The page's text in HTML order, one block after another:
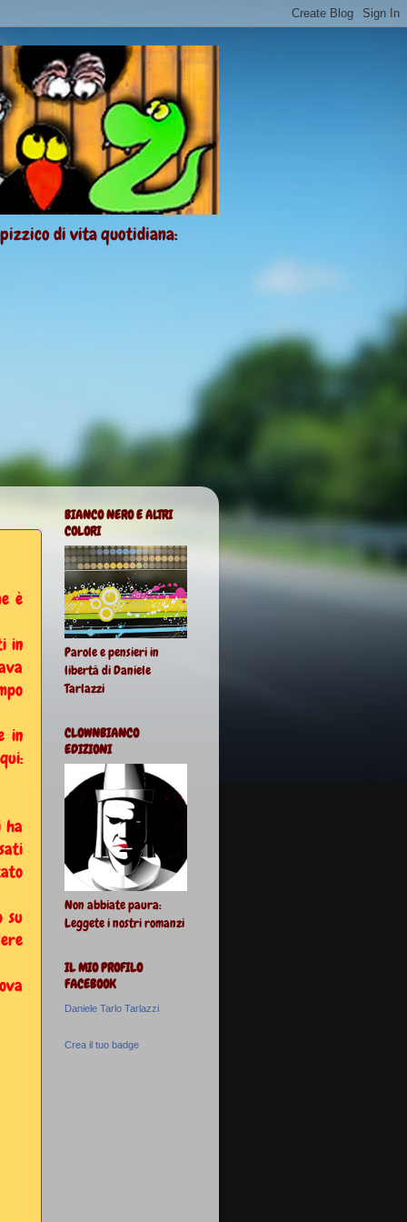
pizzico di vita quotidiana:
è
in
in
ha
su
BIANCO NERO E ALTRI
COLORI
Parole e pensieri in
libertà di Daniele
Tarlazzi
CLOWNBIANCO
EDIZIONI
Non abbiate paura:
Leggete i nostri romanzi
IL MIO PROFILO
FACEBOOK
Daniele Tarlo Tarlazzi
Crea il tuo badge